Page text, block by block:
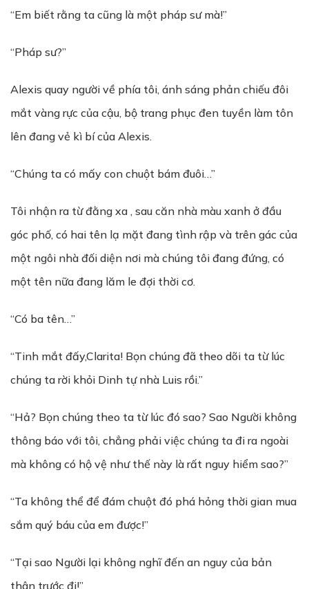
“Em biết rằng ta cũng là một pháp sư mà!”
“Pháp sư?”
Alexis quay người về phía tôi, ánh sáng phản chiếu đôi
mắt vàng rực của cậu, bộ trang phục đen tuyền làm tôn
lên đang vẻ kì bí của Alexis.
“Chúng ta có mấy con chuột bám đuôi…”
Tôi nhận ra từ đằng xa , sau căn nhà màu xanh ở đầu
góc phố, có hai tên lạ mặt đang tình rập và trên gác của
một ngôi nhà đối diện nơi mà chúng tôi đang đứng, có
một tên nữa đang lăm le đợi thời cơ.
“Có ba tên…”
“Tinh mắt đấy,Clarita! Bọn chúng đã theo dõi ta từ lúc
chúng ta rời khỏi Dinh tự nhà Luis rồi.”
“Hả? Bọn chúng theo ta từ lúc đó sao? Sao Người không
thông báo với tôi, chẳng phải việc chúng ta đi ra ngoài
mà không có hộ vệ như thế này là rất nguy hiểm sao?”
“Ta không thể để đám chuột đó phá hỏng thời gian mua
sắm quý báu của em được!”
“Tại sao Người lại không nghĩ đến an nguy của bản
thân trước đi!”